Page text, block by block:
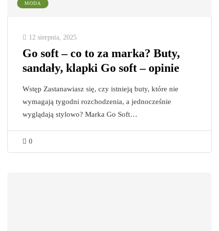
MODA
12 sierpnia, 2025
Go soft – co to za marka? Buty,
sandały, klapki Go soft – opinie
Wstęp Zastanawiasz się, czy istnieją buty, które nie
wymagają tygodni rozchodzenia, a jednocześnie
wyglądają stylowo? Marka Go Soft…
0